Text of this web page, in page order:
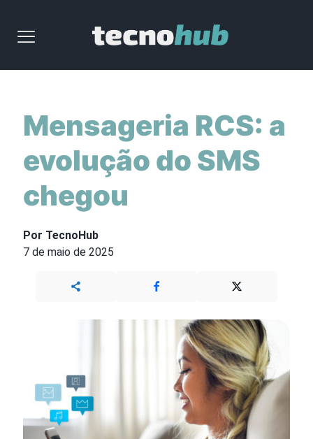
Mensageria RCS: a
evolução do SMS
chegou
Por TecnoHub
7 de maio de 2025